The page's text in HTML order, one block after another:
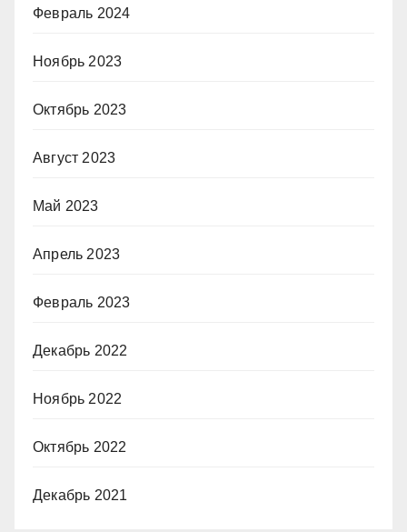
Февраль 2024
Ноябрь 2023
Октябрь 2023
Август 2023
Май 2023
Апрель 2023
Февраль 2023
Декабрь 2022
Ноябрь 2022
Октябрь 2022
Декабрь 2021